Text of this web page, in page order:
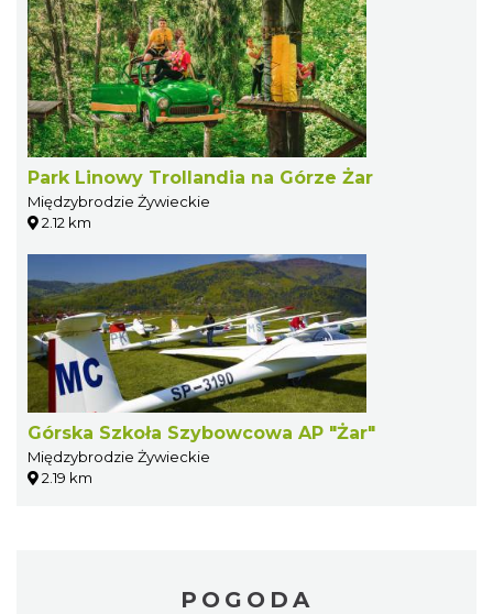
Park Linowy Trollandia na Górze Żar
Międzybrodzie Żywieckie
2.12 km
Górska Szkoła Szybowcowa AP "Żar"
Międzybrodzie Żywieckie
2.19 km
POGODA